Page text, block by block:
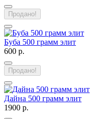
Продано!
Буба 500 грамм элит
600 р.
Продано!
Дайна 500 грамм элит
1900 р.